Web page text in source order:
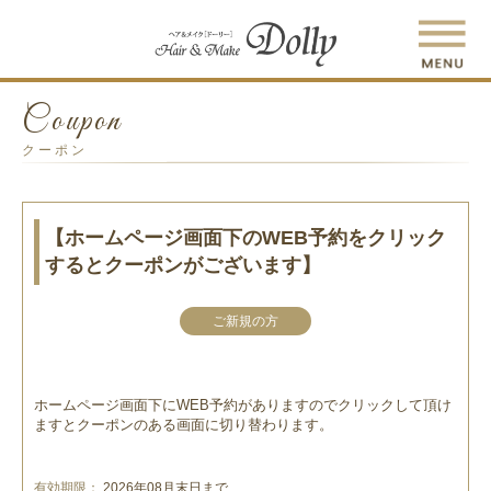
Coupon
クーポン
【ホームページ画面下のWEB予約をクリック
するとクーポンがございます】
ご新規の方
ホームページ画面下にWEB予約がありますのでクリックして頂け
ますとクーポンのある画面に切り替わります。
有効期限： 2026年08月末日まで